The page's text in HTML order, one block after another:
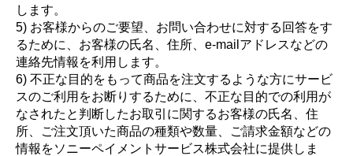
します。
5) お客様からのご要望、お問い合わせに対する回答をす
るために、お客様の氏名、住所、e-mailアドレスなどの
連絡先情報を利用します。
6) 不正な目的をもって商品を注文するような方にサービ
スのご利用をお断りするために、不正な目的での利用が
なされたと判断したお取引に関するお客様の氏名、住
所、ご注文頂いた商品の種類や数量、ご請求金額などの
情報をソニーペイメントサービス株式会社に提供しま